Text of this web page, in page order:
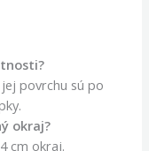
povrchu sú po
okraj?
cm okraj.